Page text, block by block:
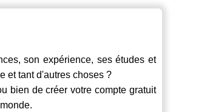
son expérience, ses études et
et tant d'autres choses ?
bien de créer votre compte gratuit